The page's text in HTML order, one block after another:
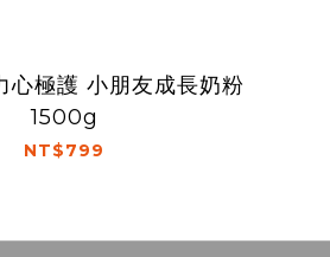
心極護 小朋友成長奶粉
1500g
NT$799